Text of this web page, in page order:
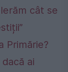
cât se
Primărie?
ai